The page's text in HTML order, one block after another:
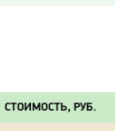
СТОИМОСТЬ, РУБ.